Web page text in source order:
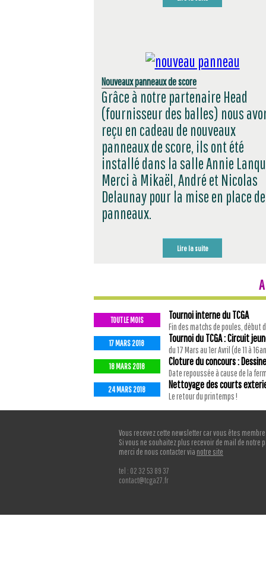
Nouveaux panneaux de score
Grâce à notre partenaire Head
(fournisseur des balles) nous
reçu en cadeau de nouveaux
panneaux de score, ils ont été
installé dans la salle Annie
Merci à Mikaël, André et Nicolas
Delaunay pour la mise en place
panneaux.
Lire la suite
TOUT LE MOIS Tournoi interne du TCGA
Fin des matchs de poules, dèbut
17 MARS 2018 Tournoi du TCGA : Circuit
du 17 Mars au 1er Avril (de 11 à
18 MARS 2018 Cloture du concours :
Date repoussée à cause de la
24 MARS 2018 Nettoyage des courts
Le retour du printemps !
Vous recevez cette newsletter car vous êtes membre
Si vous ne souhaitez plus recevoir de mail de notre
merci de nous contacter via notre site
tel : 02 32 53 89 37
contact@tcga27.fr